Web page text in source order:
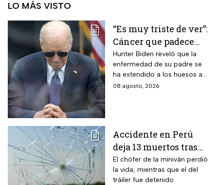
LO MÁS VISTO
“Es muy triste de ver”:
Cáncer que padece
Joe Biden se propaga
y causa metástasis
Hunter Biden reveló que la
enfermedad de su padre se
ha extendido a los huesos a
pesar del tratamiento.
08 agosto, 2026
Accidente en Perú
deja 13 muertos tras
choque entre una
miniván y un tráiler
El chófer de la miniván perdió
la vida; mientras que el del
tráiler fue detenido